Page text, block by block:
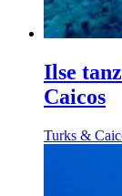
Ilse
Caicos
Turks &